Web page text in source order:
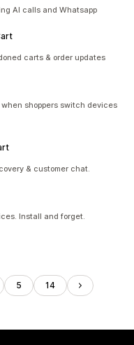
AI calls and Whatsapp
carts & order updates
shoppers switch devices
& customer chat.
Install and forget.
5 14